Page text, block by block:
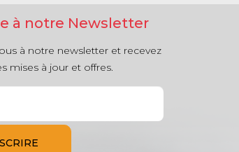
à notre Newsletter
à notre newsletter et recevez
mises à jour et offres.